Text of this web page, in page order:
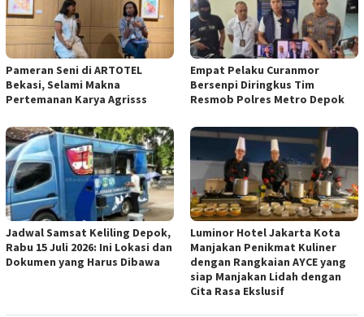
Pameran Seni di ARTOTEL
Bekasi, Selami Makna
Pertemanan Karya Agrisss
Empat Pelaku Curanmor
Bersenpi Diringkus Tim
Resmob Polres Metro Depok
Jadwal Samsat Keliling Depok,
Rabu 15 Juli 2026: Ini Lokasi dan
Dokumen yang Harus Dibawa
Luminor Hotel Jakarta Kota
Manjakan Penikmat Kuliner
dengan Rangkaian AYCE yang
siap Manjakan Lidah dengan
Cita Rasa Ekslusif